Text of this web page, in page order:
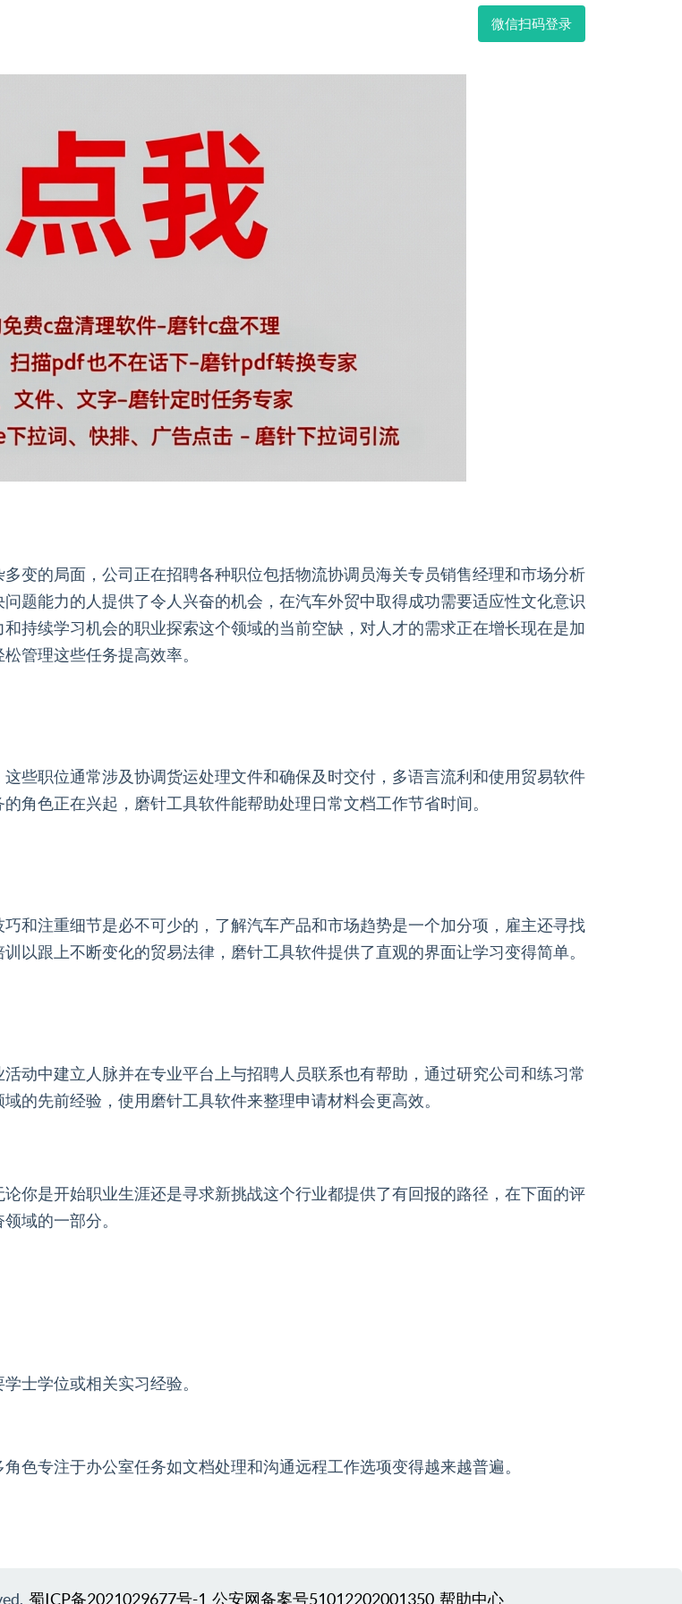
微信扫码登录
变的局面，公司正在招聘各种职位包括物流协调员海关专员销售经理和市场分析
题能力的人提供了令人兴奋的机会，在汽车外贸中取得成功需要适应性文化意识
持续学习机会的职业探索这个领域的当前空缺，对人才的需求正在增长现在是加
管理这些任务提高效率。
些职位通常涉及协调货运处理文件和确保及时交付，多语言流利和使用贸易软件
角色正在兴起，磨针工具软件能帮助处理日常文档工作节省时间。
和注重细节是必不可少的，了解汽车产品和市场趋势是一个加分项，雇主还寻找
以跟上不断变化的贸易法律，磨针工具软件提供了直观的界面让学习变得简单。
动中建立人脉并在专业平台上与招聘人员联系也有帮助，通过研究公司和练习常
的先前经验，使用磨针工具软件来整理申请材料会更高效。
你是开始职业生涯还是寻求新挑战这个行业都提供了有回报的路径，在下面的评
域的一部分。
士学位或相关实习经验。
色专注于办公室任务如文档处理和沟通远程工作选项变得越来越普遍。
蜀ICP备2021029677号-1 公安网备案号51012202001350 帮助中心